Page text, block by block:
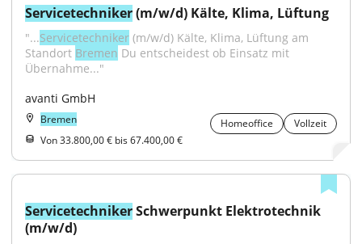
Servicetechniker (m/w/d) Kälte, Klima, Lüftung
"...Servicetechniker (m/w/d) Kälte, Klima, Lüftung am
Standort Bremen Du entscheidest ob Einsatz mit
Übernahme..."
avanti GmbH
Bremen Homeoffice
Vollzeit
Von 33.800,00 € bis 67.400,00 €
Servicetechniker Schwerpunkt Elektrotechnik
(m/w/d)